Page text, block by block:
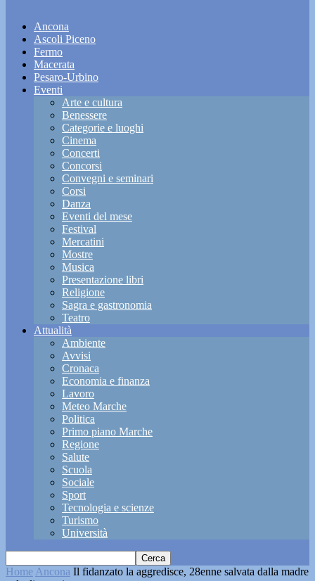
Ancona
Ascoli Piceno
Fermo
Macerata
Pesaro-Urbino
Eventi
Arte e cultura
Benessere
Categorie e luoghi
Cinema
Concerti
Concorsi
Convegni e seminari
Corsi
Danza
Eventi del mese
Festival
Mercatini
Mostre
Musica
Presentazione libri
Religione
Sagra e gastronomia
Teatro
Attualità
Ambiente
Avvisi
Cronaca
Economia e finanza
Lavoro
Meteo Marche
Politica
Primo piano Marche
Regione
Salute
Scuola
Sociale
Sport
Tecnologia e scienze
Turismo
Università
Home Ancona Il fidanzato la aggredisce, 28enne salvata dalla madre